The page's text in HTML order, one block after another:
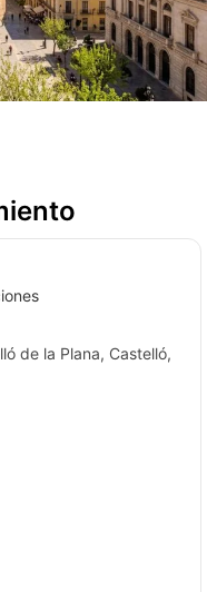
de la Plana, Castelló,